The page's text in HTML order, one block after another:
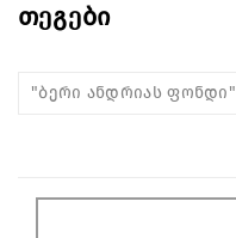
თეგები
"ბერი ანდრიას ფონდი"